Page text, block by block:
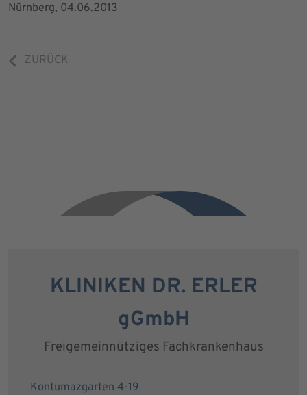
Nürnberg, 04.06.2013
ZURÜCK
KLINIKEN DR. ERLER
gGmbH
Freigemeinnütziges Fachkrankenhaus
Kontumazgarten 4-19